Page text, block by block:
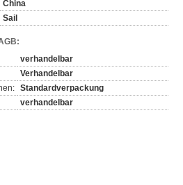
China
Sail
verhandelbar
Verhandelbar
Standardverpackung
verhandelbar